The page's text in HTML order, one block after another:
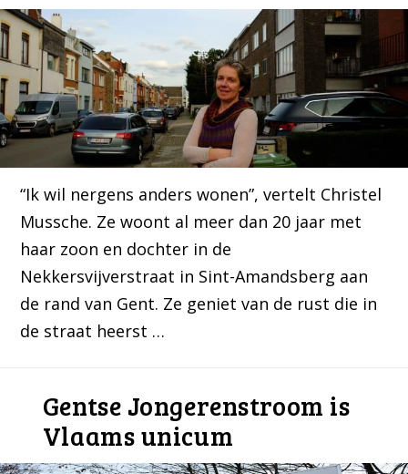
“Ik wil nergens anders wonen”, vertelt Christel
Mussche. Ze woont al meer dan 20 jaar met
haar zoon en dochter in de
Nekkersvijverstraat in Sint-Amandsberg aan
de rand van Gent. Ze geniet van de rust die in
de straat heerst …
Gentse Jongerenstroom is
Vlaams unicum